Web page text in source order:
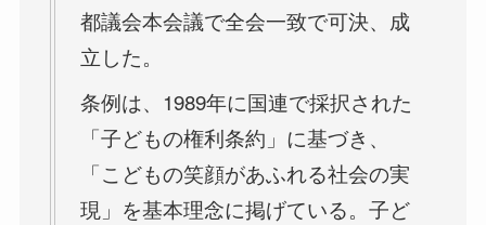
都議会本会議で全会一致で可決、成
立した。
条例は、1989年に国連で採択された
「子どもの権利条約」に基づき、
「こどもの笑顔があふれる社会の実
現」を基本理念に掲げている。子ど